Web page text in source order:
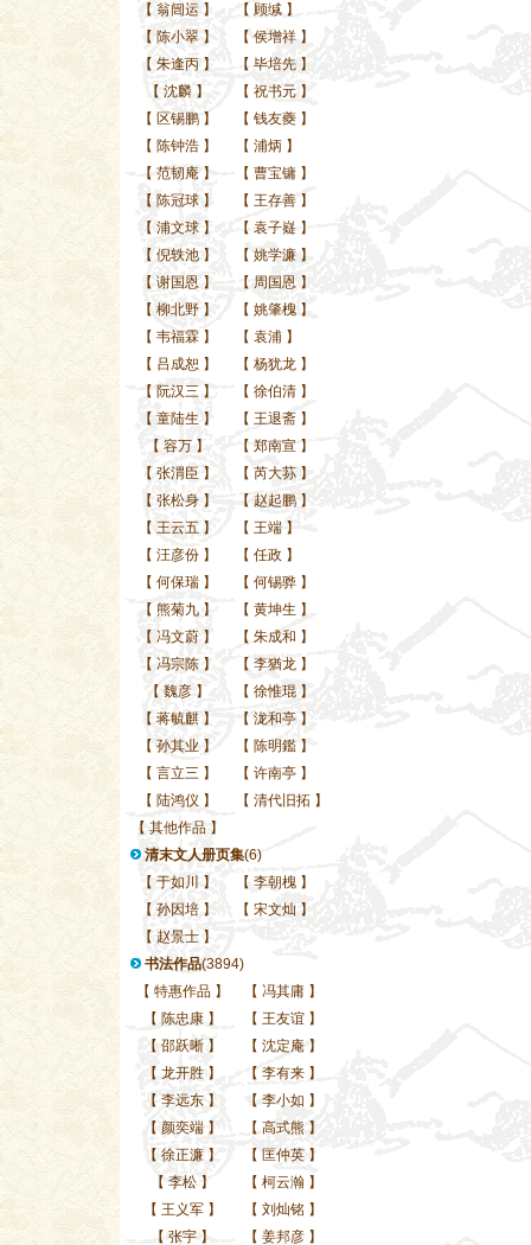
【 翁闿运 】 【 顾缄 】
【 陈小翠 】 【 侯增祥 】
【 朱逢丙 】 【 毕培先 】
【 沈麟 】 【 祝书元 】
【 区锡鹏 】 【 钱友夔 】
【 陈钟浩 】 【 浦炳 】
【 范韧庵 】 【 曹宝镛 】
【 陈冠球 】 【 王存善 】
【 浦文球 】 【 袁子嶷 】
【 倪轶池 】 【 姚学濂 】
【 谢国恩 】 【 周国恩 】
【 柳北野 】 【 姚肇槐 】
【 韦福霖 】 【 袁浦 】
【 吕成恕 】 【 杨犹龙 】
【 阮汉三 】 【 徐伯清 】
【 童陆生 】 【 王退斋 】
【 容万 】 【 郑南宣 】
【 张渭臣 】 【 芮大荪 】
【 张松身 】 【 赵起鹏 】
【 王云五 】 【 王端 】
【 汪彦份 】 【 任政 】
【 何保瑞 】 【 何锡骅 】
【 熊菊九 】 【 黄坤生 】
【 冯文蔚 】 【 朱成和 】
【 冯宗陈 】 【 李猶龙 】
【 魏彦 】 【 徐惟琨 】
【 蒋毓麒 】 【 泷和亭 】
【 孙其业 】 【 陈明鑑 】
【 言立三 】 【 许南亭 】
【 陆鸿仪 】 【 清代旧拓 】
【 其他作品 】
清末文人册页集(6)
【 于如川 】 【 李朝槐 】
【 孙因培 】 【 宋文灿 】
【 赵景士 】
书法作品(3894)
【 特惠作品】 【 冯其庸 】
【 陈忠康】 【 王友谊 】
【 邵跃晰】 【 沈定庵 】
【 龙开胜】 【 李有来 】
【 李远东】 【 李小如 】
【 颜奕端】 【 高式熊 】
【 徐正濂】 【 匡仲英 】
【 李松】 【 柯云瀚 】
【 王义军】 【 刘灿铭 】
【 张宇】 【 姜邦彦 】